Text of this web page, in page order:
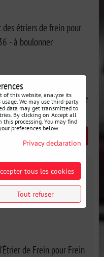
étriers de frein pour
- à boulonner
109 €incl. VAT
de Frein pour Frein
of this website, analyze its
We may use third-party
data may get transmitted to
By clicking on 'Accept all
processing. You may find
preferences below.
Privacy declaration
tous les cookies
Tout refuser